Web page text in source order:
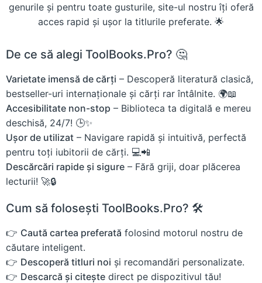
genurile și pentru toate gusturile, site-ul nostru îți oferă
acces rapid și ușor la titlurile preferate. 🌟
De ce să alegi ToolBooks.Pro? 🤔
Varietate imensă de cărți – Descoperă literatură clasică,
bestseller-uri internaționale și cărți rar întâlnite. 🌍📖
Accesibilitate non-stop – Biblioteca ta digitală e mereu
deschisă, 24/7! 🕒✨
Ușor de utilizat – Navigare rapidă și intuitivă, perfectă
pentru toți iubitorii de cărți. 💻📲
Descărcări rapide și sigure – Fără griji, doar plăcerea
lecturii! 🚀🔒
Cum să folosești ToolBooks.Pro? 🛠️
👉 Caută cartea preferată folosind motorul nostru de
căutare inteligent.
👉 Descoperă titluri noi și recomandări personalizate.
👉 Descarcă și citește direct pe dispozitivul tău!